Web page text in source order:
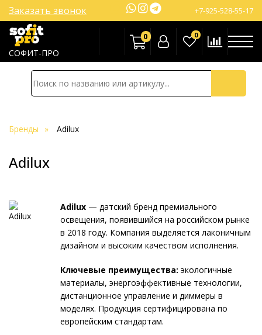
СОФИТ-ПРО
+7-925-528-55-17
Заказать звонок
0 0
Бренды Adilux
Adilux
Adilux — датский бренд премиального
освещения, появившийся на российском рынке
в 2018 году. Компания выделяется лаконичным
дизайном и высоким качеством исполнения.
Ключевые преимущества: экологичные
материалы, энергоэффективные технологии,
дистанционное управление и диммеры в
моделях. Продукция сертифицирована по
европейским стандартам.